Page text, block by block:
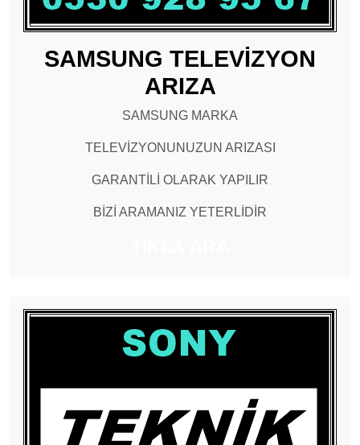
SAMSUNG TELEVİZYON
ARIZA
SAMSUNG MARKA
TELEVİZYONUNUZUN ARIZASI
GARANTİLİ OLARAK YAPILIR
BİZİ ARAMANIZ YETERLİDİR